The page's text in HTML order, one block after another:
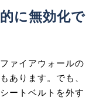
に無効化で
ァイアウォールの
あります。でも、
ートベルトを外す